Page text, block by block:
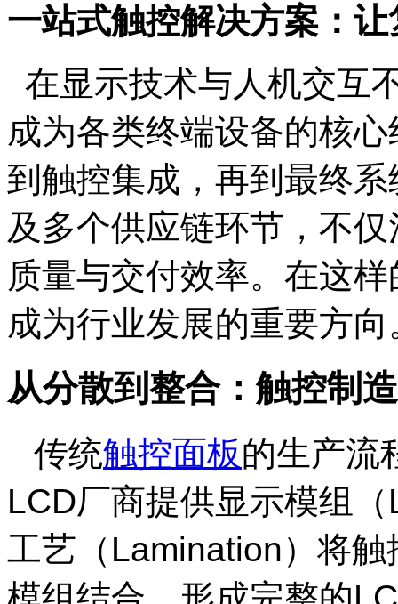
一站式触控解决方案：
在显示技术与人机交互
成为各类终端设备的核
到触控集成，再到最终
及多个供应链环节，不
质量与交付效率。在这
成为行业发展的重要方向
从分散到整合：触控制
传统触控面板的生产流
LCD厂商提供显示模组
工艺（Lamination）将